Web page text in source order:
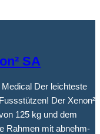
SA
Der leichteste
Der Xenon²
125 kg und dem
Rahmen mit abnehm-